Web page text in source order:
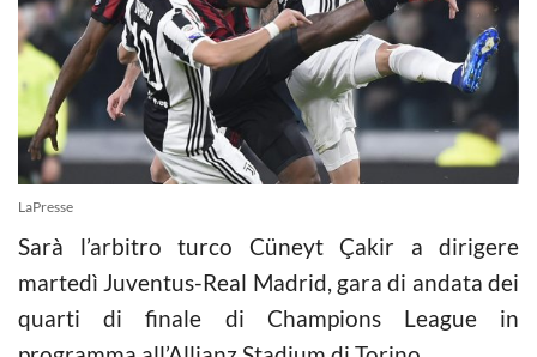
LaPresse
Sarà l’arbitro turco Cüneyt Çakir a dirigere
martedì Juventus-Real Madrid, gara di andata dei
quarti di finale di Champions League in